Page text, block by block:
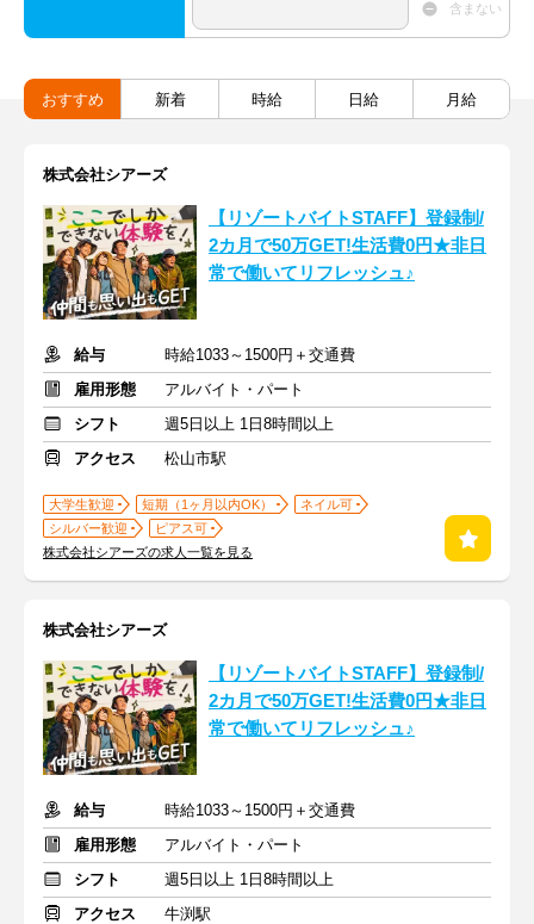
含まない
おすすめ 新着 時給 日給 月給
株式会社シアーズ
【リゾートバイトSTAFF】登録制/
2カ月で50万GET!生活費0円★非日
常で働いてリフレッシュ♪
給与
時給1033～1500円＋交通費
雇用形態
アルバイト・パート
シフト
週5日以上 1日8時間以上
アクセス
松山市駅
大学生歓迎 短期（1ヶ月以内OK）
ネイル可
シルバー歓迎
ピアス可
株式会社シアーズの求人一覧を見る
株式会社シアーズ
【リゾートバイトSTAFF】登録制/
2カ月で50万GET!生活費0円★非日
常で働いてリフレッシュ♪
給与
時給1033～1500円＋交通費
雇用形態
アルバイト・パート
シフト
週5日以上 1日8時間以上
アクセス
牛渕駅